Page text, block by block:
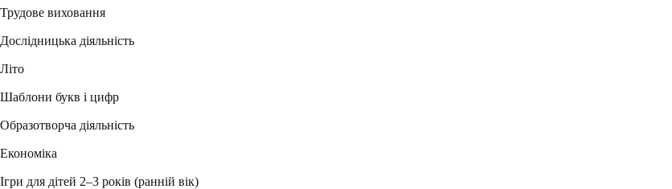
Трудове виховання
Дослідницька діяльність
Літо
Шаблони букв і цифр
Образотворча діяльність
Економіка
Ігри для дітей 2–3 років (ранній вік)